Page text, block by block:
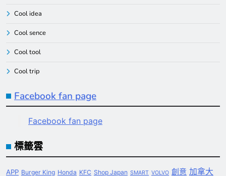
Cool idea
Cool sence
Cool tool
Cool trip
Facebook fan page
Facebook fan page
標籤雲
APP Burger King Honda KFC Shop Japan SMART VOLVO 創意 加拿大